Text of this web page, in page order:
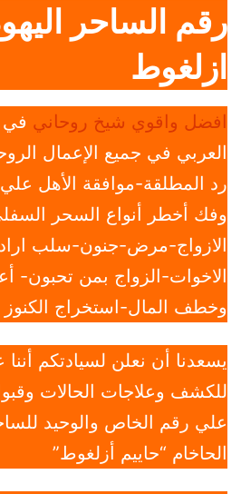
رقم الساحر
ازلغوط
افضل واقوي شيخ روحاني في
العربي في جميع الإعمال
رد المطلقة-موافقة الأهل
وفك أخطر أنواع السحر
الازواج-مرض-جنون-سلب
الاخوات-الزواج بمن تحبون-
وخطف المال-استخراج الكنوز
يسعدنا أن نعلن لسيادتكم
للكشف وعلاجات الحالات
علي رقم الخاص والوحيد
الحاخام “حاييم أزلغوط”